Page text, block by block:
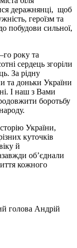
деражнянці, щоб
героїзм та
побудови сильної,
року та
сердець згоріли
За рідну
та доньки України
І наш з Вами
боротьбу
України,
куточків
й
об’єднали
кожного
голова Андрій